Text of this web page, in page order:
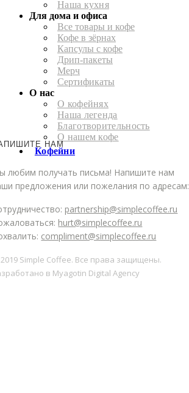
Наша кухня
Для дома и офиса
Все товары и кофе
Кофе в зёрнах
Капсулы с кофе
Дрип-пакеты
Мерч
Сертификаты
О нас
О кофейнях
Наша легенда
Благотворительность
О нашем кофе
Кофейни
НАМ
любим получать письма! Напишите нам
предложения или пожелания по адресам:
partnership@simplecoffee.ru
hurt@simplecoffee.ru
compliment@simplecoffee.ru
Simple Coffee. Все права защищены.
в Myagotin Digital Agency